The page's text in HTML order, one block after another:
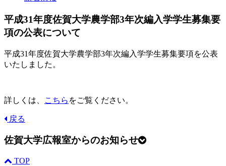
平成31年度佐賀大学農学部3年次編入学学生募集要
項の公表について
平成31年度佐賀大学農学部3年次編入学学生募集要項を公表
いたしました。
詳しくは、 こちら をご覧ください。
戻る
佐賀大学広報室からのお知らせ
TOP